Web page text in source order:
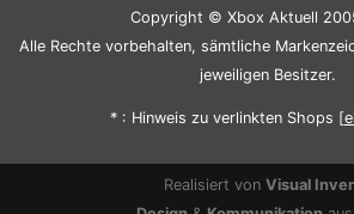
Copyright © Xbox Aktuell
Alle Rechte vorbehalten, sämtliche
jeweiligen Besitzer.
* : Hinweis zu verlinkten Shops [
Realisiert von Visual